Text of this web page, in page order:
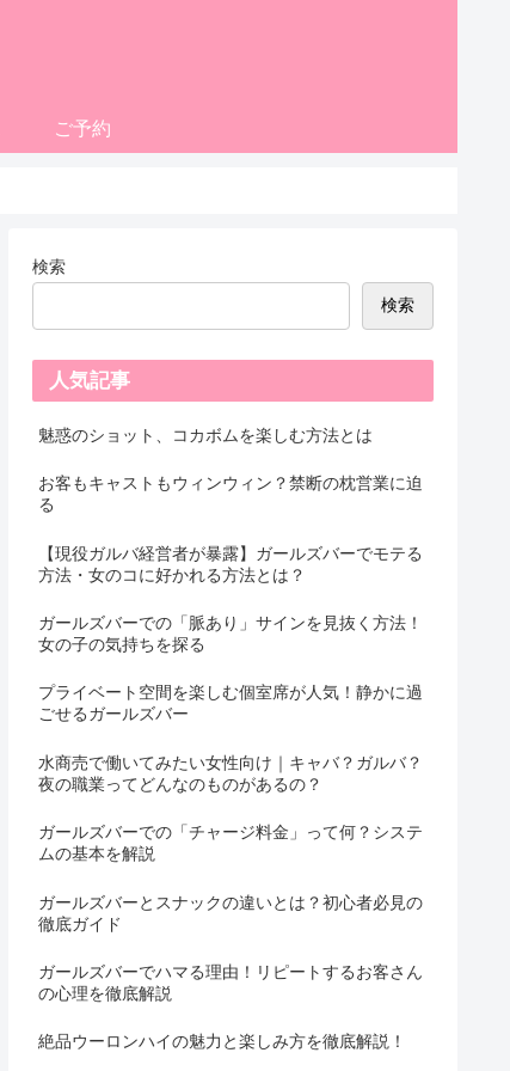
ご予約
検索
検索
人気記事
魅惑のショット、コカボムを楽しむ方法とは
お客もキャストもウィンウィン？禁断の枕営業に迫
る
【現役ガルバ経営者が暴露】ガールズバーでモテる
方法・女のコに好かれる方法とは？
ガールズバーでの「脈あり」サインを見抜く方法！
女の子の気持ちを探る
プライベート空間を楽しむ個室席が人気！静かに過
ごせるガールズバー
水商売で働いてみたい女性向け｜キャバ？ガルバ？
夜の職業ってどんなのものがあるの？
ガールズバーでの「チャージ料金」って何？システ
ムの基本を解説
ガールズバーとスナックの違いとは？初心者必見の
徹底ガイド
ガールズバーでハマる理由！リピートするお客さん
の心理を徹底解説
絶品ウーロンハイの魅力と楽しみ方を徹底解説！